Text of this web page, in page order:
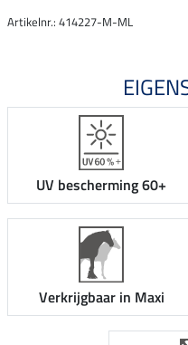
Artikelnr.: 414227-M-ML
UV bescherming 60+
Verkrijgbaar in Maxi